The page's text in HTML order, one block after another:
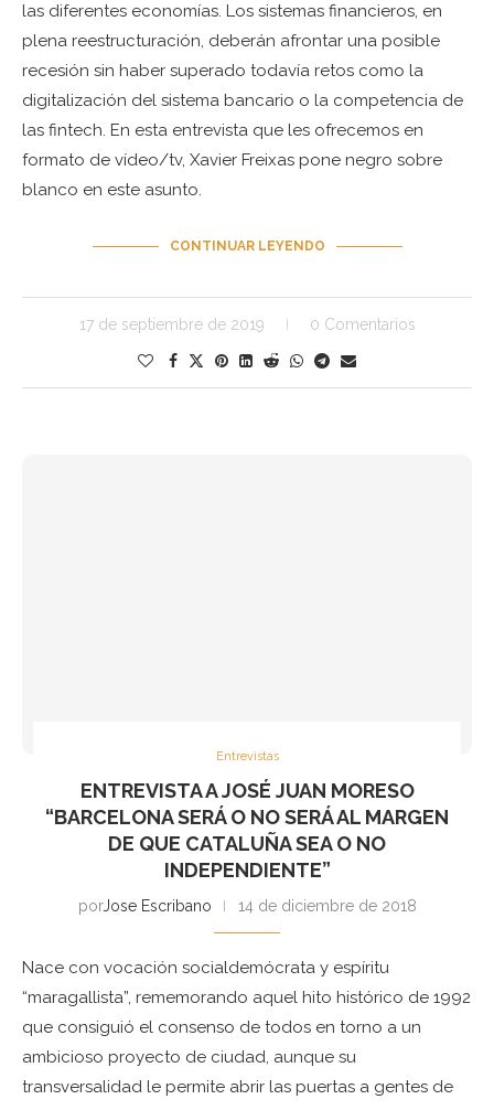
las diferentes economías. Los sistemas financieros, en
plena reestructuración, deberán afrontar una posible
recesión sin haber superado todavía retos como la
digitalización del sistema bancario o la competencia de
las fintech. En esta entrevista que les ofrecemos en
formato de vídeo/tv, Xavier Freixas pone negro sobre
blanco en este asunto.
CONTINUAR LEYENDO
17 de septiembre de 2019 0 Comentarios
Entrevistas
ENTREVISTA A JOSÉ JUAN MORESO
“BARCELONA SERÁ O NO SERÁ AL MARGEN
DE QUE CATALUÑA SEA O NO
INDEPENDIENTE”
porJose Escribano 14 de diciembre de 2018
Nace con vocación socialdemócrata y espíritu
“maragallista”, rememorando aquel hito histórico de 1992
que consiguió el consenso de todos en torno a un
ambicioso proyecto de ciudad, aunque su
transversalidad le permite abrir las puertas a gentes de